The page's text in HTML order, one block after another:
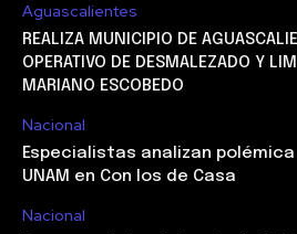
Aguascalientes
REALIZA MUNICIPIO DE
OPERATIVO DE DESMALEZADO Y
MARIANO ESCOBEDO
Nacional
Especialistas analizan
UNAM en Con los de Casa
Nacional